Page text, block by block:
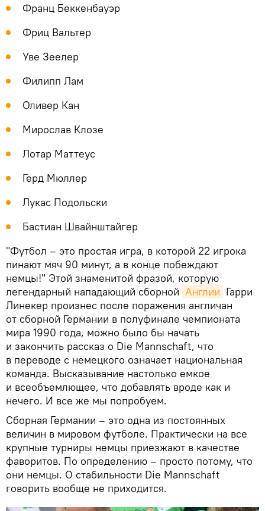
Франц Беккенбауэр
Фриц Вальтер
Уве Зеелер
Филипп Лам
Оливер Кан
Мирослав Клозе
Лотар Маттеус
Герд Мюллер
Лукас Подольски
Бастиан Швайнштайгер
"Футбол – это простая игра, в которой 22 игрока
пинают мяч 90 минут, а в конце побеждают
немцы!" Этой знаменитой фразой, которую
легендарный нападающий сборной Англии Гарри
Линекер произнес после поражения англичан
от сборной Германии в полуфинале чемпионата
мира 1990 года, можно было бы начать
и закончить рассказ о Die Mannschaft, что
в переводе с немецкого означает национальная
команда. Высказывание настолько емкое
и всеобъемлющее, что добавлять вроде как и
нечего. И все же мы попробуем.
Сборная Германии – это одна из постоянных
величин в мировом футболе. Практически на все
крупные турниры немцы приезжают в качестве
фаворитов. По определению – просто потому, что
они немцы. О стабильности Die Mannschaft
говорить вообще не приходится.